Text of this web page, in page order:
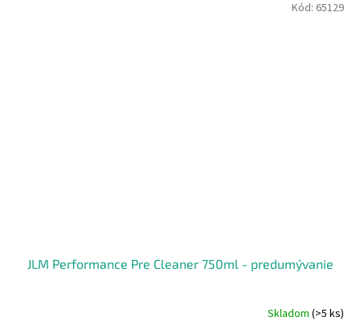
JLM Performance Pre Cleaner 750ml - predumývanie
Skladom (>5 ks)
Kód: 65129